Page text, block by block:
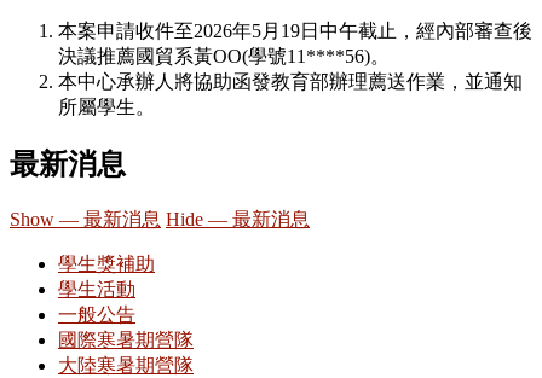
本案申請收件至2026年5月19日中午截止，經內部審查後
決議推薦國貿系黃OO(學號11****56)。
本中心承辦人將協助函發教育部辦理薦送作業，並通知
所屬學生。
最新消息
Show — 最新消息 Hide — 最新消息
學生獎補助
學生活動
一般公告
國際寒暑期營隊
大陸寒暑期營隊